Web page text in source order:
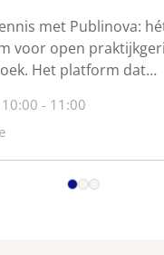
met Publinova:
voor open
Het platform dat
vindbaar en zichtbaar
is een samenwerking
hogescholen,
Hogescholen, SIA en
10:00 - 11:00